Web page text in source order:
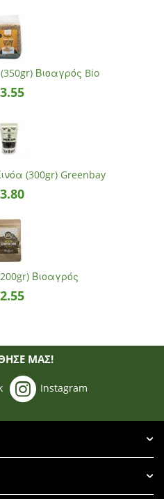
Βιοαγρός Bio
3.55
(300gr) Greenbay
3.80
Βιοαγρός
2.55
ΜΑΣ!
Instagram